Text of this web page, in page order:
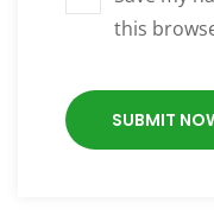
this